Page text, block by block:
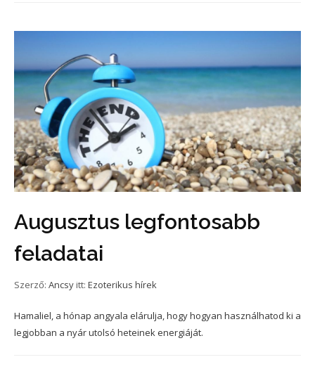
Augusztus legfontosabb
feladatai
Szerző: Ancsy itt: Ezoterikus hírek
Hamaliel, a hónap angyala elárulja, hogy hogyan használhatod ki a
legjobban a nyár utolsó heteinek energiáját.